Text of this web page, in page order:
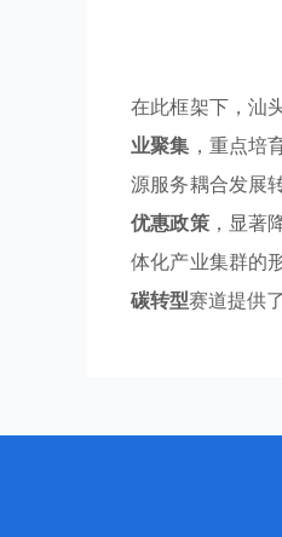
在此框架下，汕
业聚集 ，重点培
源服务耦合发展
优惠政策，显著
体化产业集群的
碳转型赛道提供